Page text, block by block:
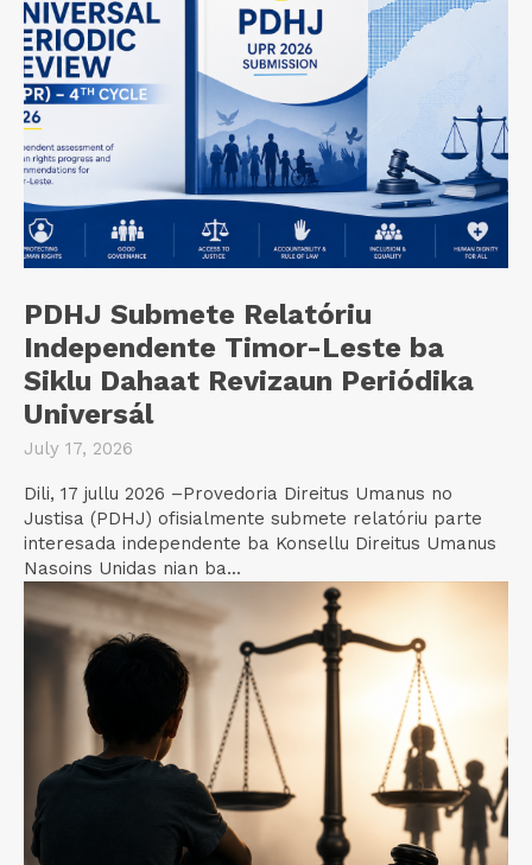
PDHJ Submete Relatóriu
Independente Timor-Leste ba
Siklu Dahaat Revizaun Periódika
Universál
July 17, 2026
Dili, 17 jullu 2026 –Provedoria Direitus Umanus no
Justisa (PDHJ) ofisialmente submete relatóriu parte
interesada independente ba Konsellu Direitus Umanus
Nasoins Unidas nian ba...